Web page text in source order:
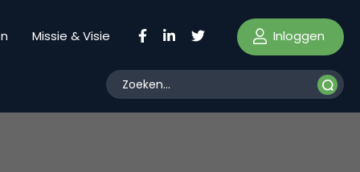
Missie & Visie Inloggen